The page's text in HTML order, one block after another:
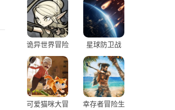
诡异世界冒险
记 1.1 安卓版
星球防卫战
0.1.41 安卓版
可爱猫咪大冒
幸存者冒险生